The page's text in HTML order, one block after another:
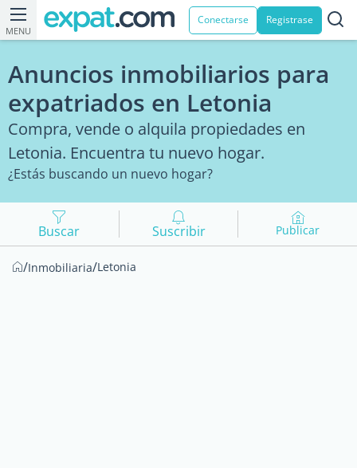
MENU
Conectarse Registrase
Anuncios inmobiliarios para
expatriados en Letonia
Compra, vende o alquila propiedades en
Letonia. Encuentra tu nuevo hogar.
¿Estás buscando un nuevo hogar?
Buscar Suscribir Publicar
/Inmobiliaria/Letonia